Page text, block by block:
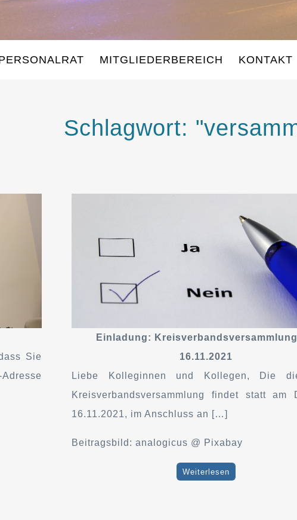
MITGLIEDERBEREICH KONTAKT
Schlagwort:
Sie
Einladung:
16.11.2021
Liebe Kolleginnen und Kollegen, Die
Kreisverbandsversammlung findet statt am
16.11.2021, im Anschluss an […]
Beitragsbild: analogicus @ Pixabay
Weiterlesen